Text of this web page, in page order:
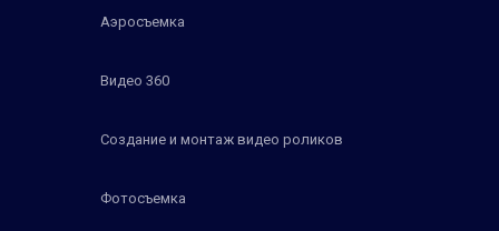
Аэросъемка
Видео 360
Создание и монтаж видео роликов
Фотосъемка